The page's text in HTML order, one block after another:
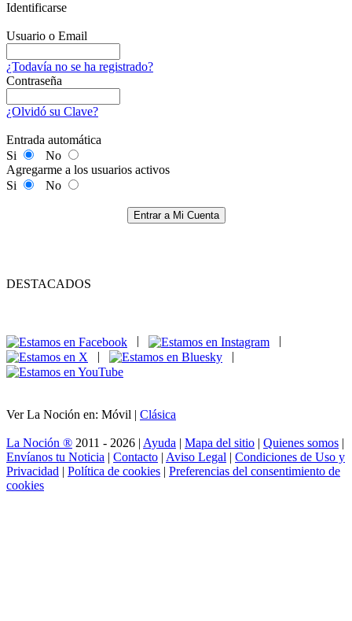
Identificarse
Usuario o Email
¿Todavía no se ha registrado?
Contraseña
¿Olvidó su Clave?
Entrada automática
Si
No
Agregarme a los usuarios activos
Si
No
Entrar a Mi Cuenta
DESTACADOS
|
|
Ver La Noción en: Móvil | Clásica
La Noción ® 2011 - 2026 | Ayuda | Mapa del sitio | Quienes somos |
Envíanos tu Noticia | Contacto | Aviso Legal | Condiciones de Uso y
Privacidad | Política de cookies | Preferencias del consentimiento de
cookies